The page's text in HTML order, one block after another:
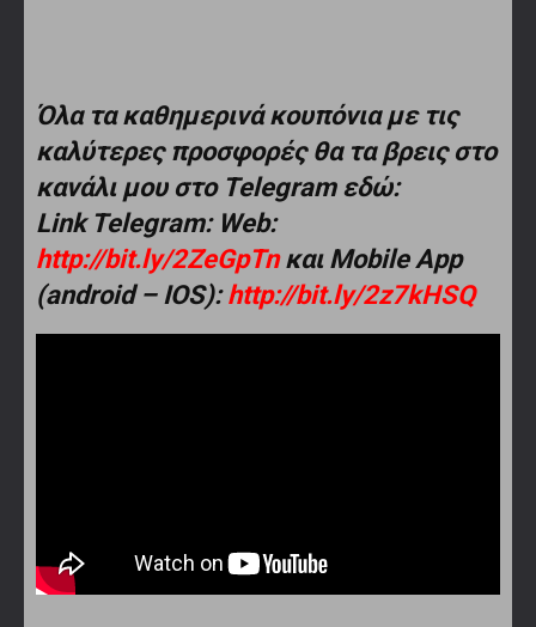
Όλα τα καθημερινά κουπόνια με τις
καλύτερες προσφορές θα τα βρεις στο
κανάλι μου στο Telegram εδώ:
Link Telegram: Web:
http://bit.ly/2ZeGpTnκαι Mobile App
(android – IOS):http://bit.ly/2z7kHSQ